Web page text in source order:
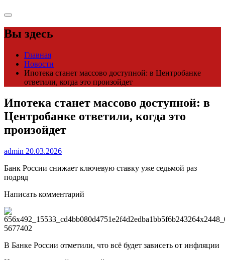
Вы здесь
Главная
Новости
Ипотека станет массово доступной: в Центробанке
ответили, когда это произойдет
Ипотека станет массово доступной: в
Центробанке ответили, когда это
произойдет
admin 20.03.2026
Банк России снижает ключевую ставку уже седьмой раз
подряд
Написать комментарий
В Банке России отметили, что всё будет зависеть от инфляции